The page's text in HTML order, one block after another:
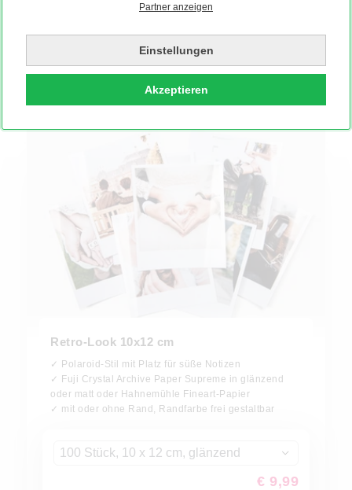
Partner anzeigen
Einstellungen
Akzeptieren
Auch als Express innerhalb 24h möglich
Retro-Look 10x12 cm
✓ Polaroid-Stil mit Platz für süße Notizen
✓ Fuji Crystal Archive Paper Supreme in glänzend
oder matt oder Hahnemühle Fineart-Papier
✓ mit oder ohne Rand, Randfarbe frei gestaltbar
100 Stück, 10 x 12 cm, glänzend
€ 9,99